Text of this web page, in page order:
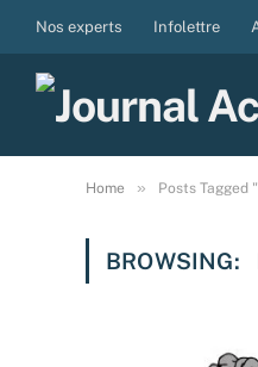
Nos experts Infolettre
Home » Posts Tagged
BROWSING: